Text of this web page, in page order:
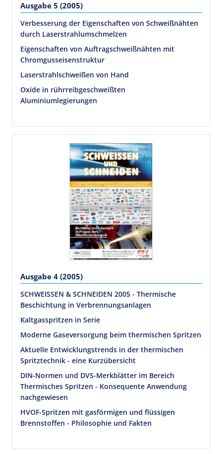
Ausgabe 5 (2005)
Verbesserung der Eigenschaften von Schweißnähten
durch Laserstrahlumschmelzen
Eigenschaften von Auftragschweißnähten mit
Chromgusseisenstruktur
Laserstrahlschweißen von Hand
Oxide in rührreibgeschweißten
Aluminiumlegierungen
Ausgabe 4 (2005)
SCHWEISSEN & SCHNEIDEN 2005 - Thermische
Beschichtung in Verbrennungsanlagen
Kaltgasspritzen in Serie
Moderne Gaseversorgung beim thermischen Spritzen
Aktuelle Entwicklungstrends in der thermischen
Spritztechnik - eine Kurzübersicht
DIN-Normen und DVS-Merkblätter im Bereich
Thermisches Spritzen - Konsequente Anwendung
nachgewiesen
HVOF-Spritzen mit gasförmigen und flüssigen
Brennstoffen - Philosophie und Fakten